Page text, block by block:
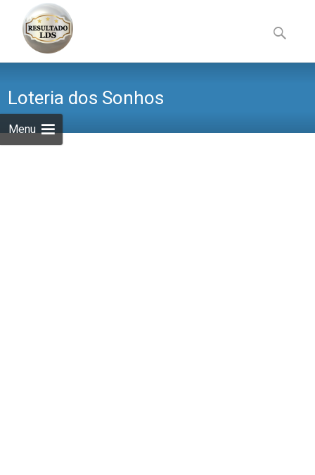
Menu
to
content
por:
Loteria dos Sonhos